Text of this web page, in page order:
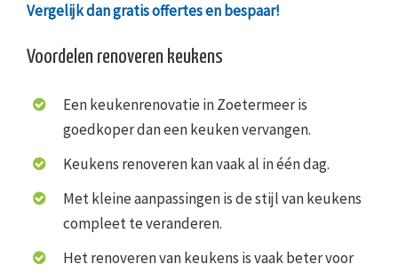
Vergelijk dan gratis offertes en bespaar!
Voordelen renoveren keukens
Een keukenrenovatie in Zoetermeer is
goedkoper dan een keuken vervangen.
Keukens renoveren kan vaak al in één dag.
Met kleine aanpassingen is de stijl van keukens
compleet te veranderen.
Het renoveren van keukens is vaak beter voor